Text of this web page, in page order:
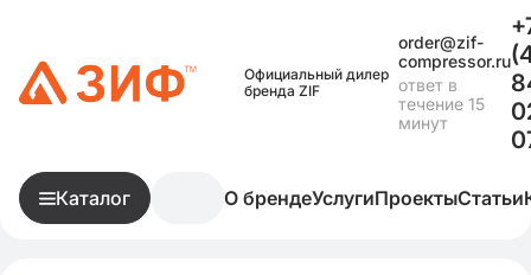
Официальный дилер
бренда ZIF
order@zif-
compressor.ru
ответ в
течение 15
минут
Каталог О брендеУслугиПроектыСтатьи